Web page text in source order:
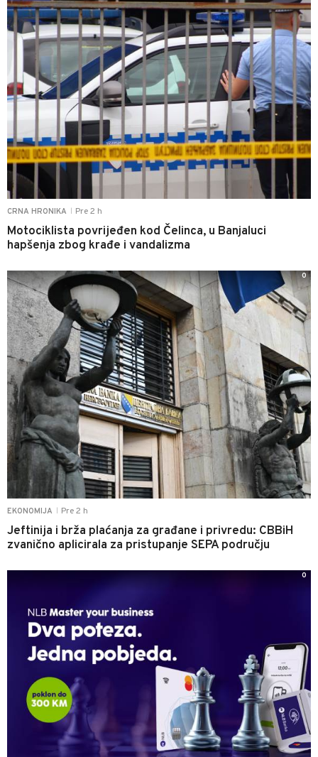
CRNA HRONIKA Pre 2 h
Motociklista povrijeđen kod Čelinca, u Banjaluci
hapšenja zbog krađe i vandalizma
EKONOMIJA Pre 2 h
Jeftinija i brža plaćanja za građane i privredu: CBBiH
zvanično aplicirala za pristupanje SEPA području
0
0